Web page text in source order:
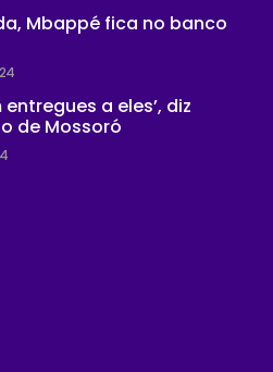
Mbappé fica no banco
a eles’, diz
de Mossoró